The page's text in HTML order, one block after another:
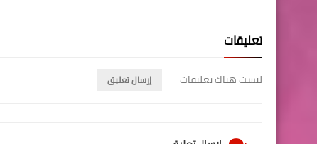
تعليقات
ليست هناك تعليقات إرسال تعليق